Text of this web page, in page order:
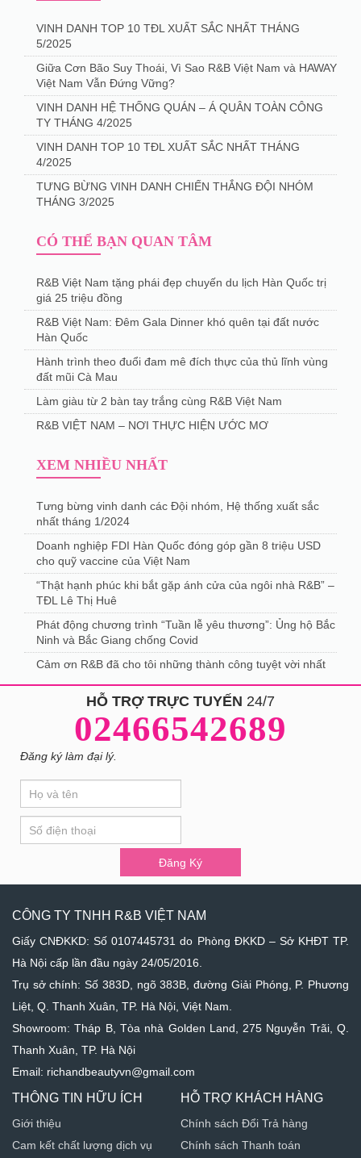
VINH DANH TOP 10 TĐL XUẤT SẮC NHẤT THÁNG
5/2025
Giữa Cơn Bão Suy Thoái, Vì Sao R&B Việt Nam và HAWAY
Việt Nam Vẫn Đứng Vững?
VINH DANH HỆ THỐNG QUÁN – Á QUÂN TOÀN CÔNG
TY THÁNG 4/2025
️VINH DANH TOP 10 TĐL XUẤT SẮC NHẤT THÁNG
4/2025
TƯNG BỪNG VINH DANH CHIẾN THẮNG ĐỘI NHÓM
THÁNG 3/2025
CÓ THỂ BẠN QUAN TÂM
R&B Việt Nam tặng phái đẹp chuyến du lịch Hàn Quốc trị
giá 25 triệu đồng
R&B Việt Nam: Đêm Gala Dinner khó quên tại đất nước
Hàn Quốc
Hành trình theo đuổi đam mê đích thực của thủ lĩnh vùng
đất mũi Cà Mau
Làm giàu từ 2 bàn tay trắng cùng R&B Việt Nam
R&B VIỆT NAM – NƠI THỰC HIỆN ƯỚC MƠ
XEM NHIỀU NHẤT
Tưng bừng vinh danh các Đội nhóm, Hệ thống xuất sắc
nhất tháng 1/2024
Doanh nghiệp FDI Hàn Quốc đóng góp gần 8 triệu USD
cho quỹ vaccine của Việt Nam
“Thật hạnh phúc khi bắt gặp ánh cửa của ngôi nhà R&B” –
TĐL Lê Thị Huê
Phát động chương trình “Tuần lễ yêu thương”: Ủng hộ Bắc
Ninh và Bắc Giang chống Covid
Cảm ơn R&B đã cho tôi những thành công tuyệt vời nhất
HỖ TRỢ TRỰC TUYẾN 24/7
02466542689
Đăng ký làm đại lý.
Đăng
Ký
If
you
are
human,
blank.
Đăng Ký
CÔNG TY TNHH R&B VIỆT NAM
Giấy CNĐKKD: Số 0107445731 do Phòng ĐKKD – Sở KHĐT TP.
Hà Nội cấp lần đầu ngày 24/05/2016.
Trụ sở chính: Số 383D, ngõ 383B, đường Giải Phóng, P. Phương
Liệt, Q. Thanh Xuân, TP. Hà Nội, Việt Nam.
Showroom: Tháp B, Tòa nhà Golden Land, 275 Nguyễn Trãi, Q.
Thanh Xuân, TP. Hà Nội
Email: richandbeautyvn@gmail.com
THÔNG TIN HỮU ÍCH
Giới thiệu
Cam kết chất lượng dịch vụ
HỖ TRỢ KHÁCH HÀNG
Chính sách Đổi Trả hàng
Chính sách Thanh toán